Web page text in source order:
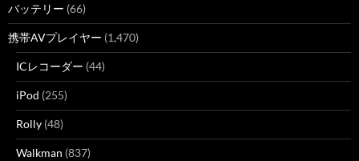
バッテリー (66)
携帯AVプレイヤー (1,470)
ICレコーダー (44)
iPod (255)
Rolly (48)
Walkman (837)